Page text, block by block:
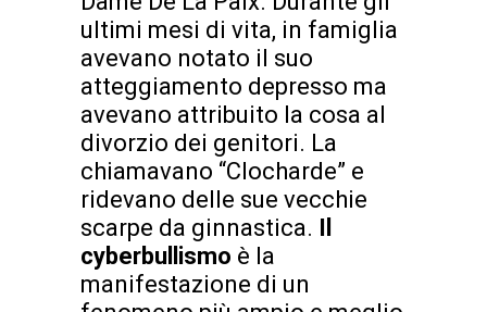
ultimi mesi di vita, in famiglia
avevano notato il suo
atteggiamento depresso ma
avevano attribuito la cosa al
divorzio dei genitori. La
chiamavano “Clocharde” e
ridevano delle sue vecchie
scarpe da ginnastica. Il
cyberbullismo è la
manifestazione di un